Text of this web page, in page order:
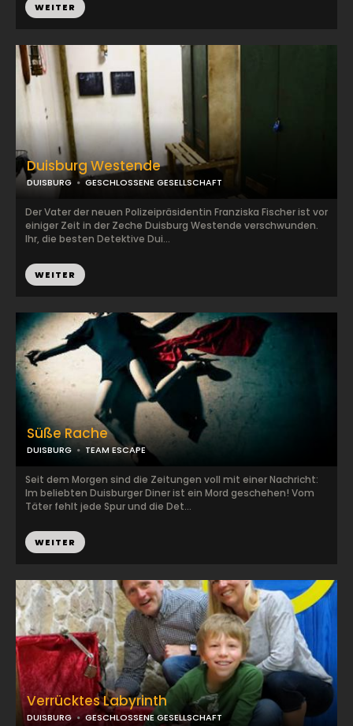
WEITER
Duisburg Westende
DUISBURG GESCHLOSSENE GESELLSCHAFT
Der Vater der neuen Polizeipräsidentin Franziska Fischer ist vor
einiger Zeit in der Zeche Duisburg Westende verschwunden.
Ihr, die besten Detektive Dui...
WEITER
Süße Rache
DUISBURG TEAM ESCAPE
Seit dem Morgen sind die Zeitungen voll mit einer Nachricht:
Im beliebten Duisburger Diner ist ein Mord geschehen! Vom
Täter fehlt jede Spur und die Det...
WEITER
Verrücktes Labyrinth
DUISBURG GESCHLOSSENE GESELLSCHAFT